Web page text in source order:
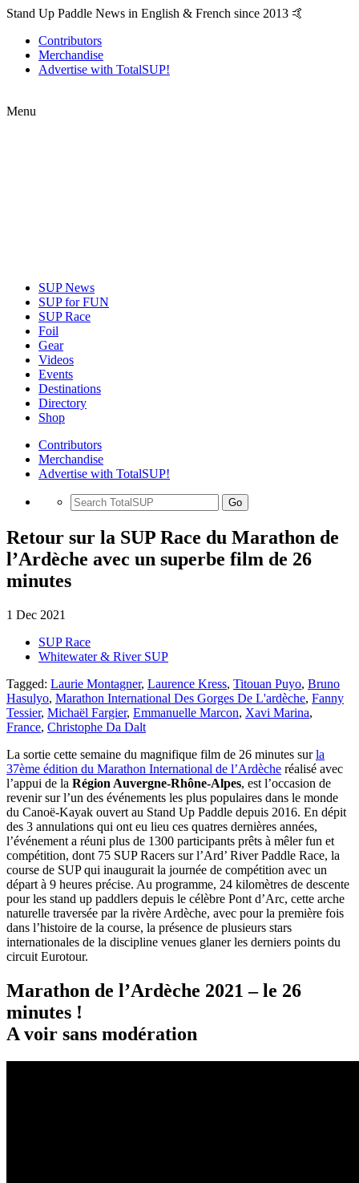
Stand Up Paddle News in English & French since 2013 🤙
Contributors
Merchandise
Advertise with TotalSUP!
Menu
SUP News
SUP for FUN
SUP Race
Foil
Gear
Videos
Events
Destinations
Directory
Shop
Contributors
Merchandise
Advertise with TotalSUP!
Go
Retour sur la SUP Race du Marathon de
l’Ardèche avec un superbe film de 26
minutes
1 Dec 2021
SUP Race
Whitewater & River SUP
Tagged: Laurie Montagner, Laurence Kress, Titouan Puyo, Bruno
Hasulyo, Marathon International Des Gorges De L'ardèche, Fanny
Tessier, Michaël Fargier, Emmanuelle Marcon, Xavi Marina,
France, Christophe Da Dalt
La sortie cette semaine du magnifique film de 26 minutes surla
37ème édition du Marathon International de l’Ardèche réalisé avec
l’appui de la Région Auvergne-Rhône-Alpes, est l’occasion de
revenir sur l’un des événements les plus populaires dans le monde
du Canoë-Kayak ouvert au Stand Up Paddle depuis 2016. En dépit
des 3 annulations qui ont eu lieu ces quatres dernières années,
l’événement a réuni plus de 1300 participants prêts à mêler fun et
compétition, dont 75 SUP Racers sur l’Ard’ River Paddle Race, la
course de SUP qui inaugurait la journée de compétition avec un
départ à 9 heures précise. Au programme, 24 kilomètres de descente
pour les stand up paddlers depuis le célèbre Pont d’Arc, cette arche
naturelle traversée par la rivère Ardèche, avec pour la première fois
dans l’histoire de la course, la présence de plusieurs stars
internationales de la discipline venues glaner les derniers points du
circuit Eurotour.
Marathon de l’Ardèche 2021 – le 26
minutes !
A voir sans modération